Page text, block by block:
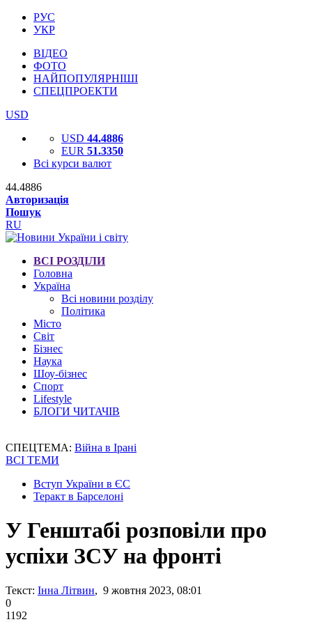
РУС
УКР
ВІДЕО
ФОТО
НАЙПОПУЛЯРНІШІ
СПЕЦПРОЕКТИ
USD
USD 44.4886
EUR 51.3350
Всі курси валют
44.4886
Авторизація
Пошук
RU
ВСІ РОЗДІЛИ
Головна
Україна
Всі новини розділу
Політика
Місто
Світ
Бізнес
Наука
Шоу-бізнес
Спорт
Lifestyle
БЛОГИ ЧИТАЧІВ
СПЕЦТЕМА: Війна в Ірані
ВСІ ТЕМИ
Вступ України в ЄС
Теракт в Барселоні
У Генштабі розповіли про
успіхи ЗСУ на фронті
Текст: Інна Літвин, 9 жовтня 2023, 08:01
0
1192